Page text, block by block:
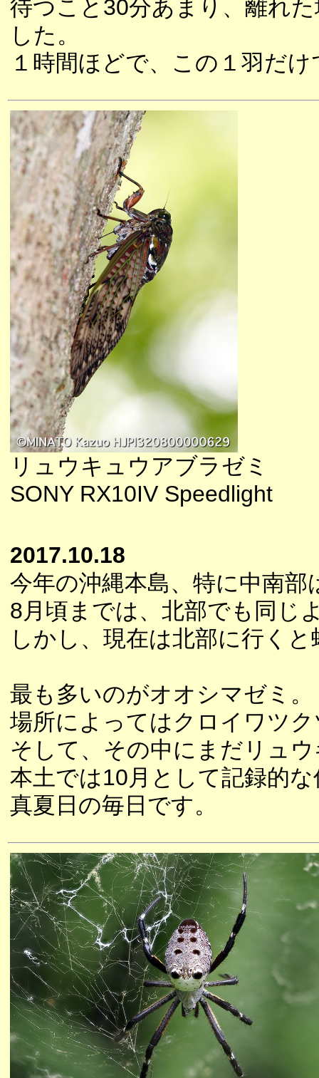
待つこと30分あまり、離れ
した。
１時間ほどで、この１羽だ
リュウキュウアブラゼミ
SONY RX10IV Speedlight
2017.10.18
今年の沖縄本島、特に中南
8月頃までは、北部でも同じ
しかし、現在は北部に行く
最も多いのがオオシマゼミ。
場所によってはクロイワツ
そして、その中にまだリュ
本土では10月として記録的
真夏日の毎日です。